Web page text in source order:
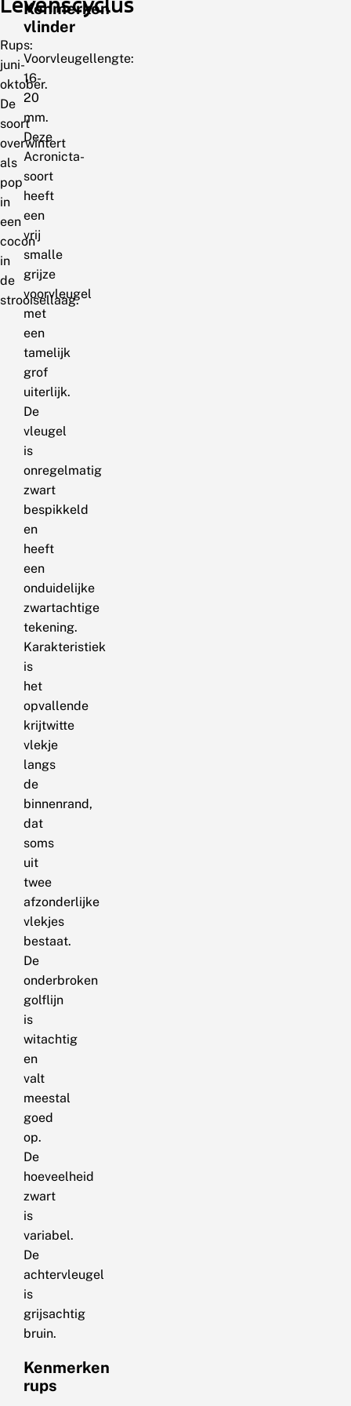
Rups:
juni-
oktober.
De
soort
overwintert
als
pop
in
een
cocon
in
de
strooisellaag.
Kenmerken
vlinder
Voorvleugellengte:
16-
20
mm.
Deze
Acronicta-
soort
heeft
een
vrij
smalle
grijze
voorvleugel
met
een
tamelijk
grof
uiterlijk.
De
vleugel
is
onregelmatig
zwart
bespikkeld
en
heeft
een
onduidelijke
zwartachtige
tekening.
Karakteristiek
is
het
opvallende
krijtwitte
vlekje
langs
de
binnenrand,
dat
soms
uit
twee
afzonderlijke
vlekjes
bestaat.
De
onderbroken
golflijn
is
witachtig
en
valt
meestal
goed
op.
De
hoeveelheid
zwart
is
variabel.
De
achtervleugel
is
grijsachtig
bruin.
Kenmerken
rups